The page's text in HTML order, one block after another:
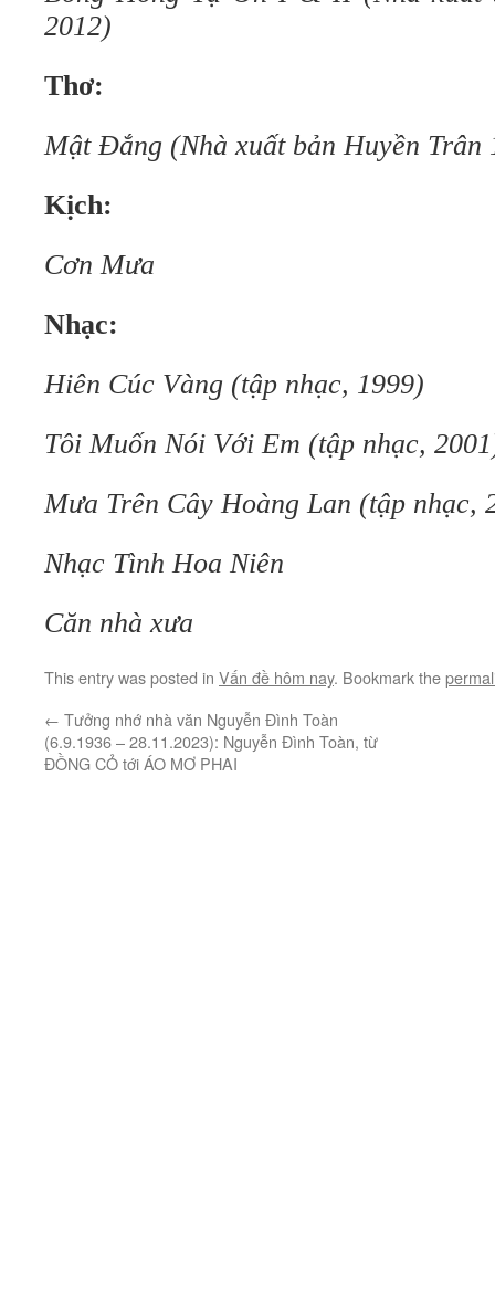
2012)
Thơ:
Mật Đắng (Nhà xuất bản Huyền Trân
Kịch:
Cơn Mưa
Nhạc:
Hiên Cúc Vàng (tập nhạc, 1999)
Tôi Muốn Nói Với Em (tập nhạc,
Mưa Trên Cây Hoàng Lan (tập nhạc,
Nhạc Tình Hoa Niên
Căn nhà xưa
This entry was posted in Vấn đề hôm nay. Bookmark the
← Tưởng nhớ nhà văn Nguyễn Đình Toàn
(6.9.1936 – 28.11.2023): Nguyễn Đình Toàn, từ
ĐỒNG CỎ tới ÁO MƠ PHAI